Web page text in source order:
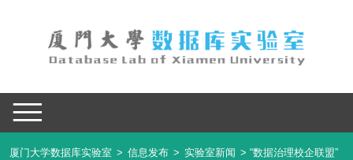
厦门大学数据库实验室 > 信息发布 > 实验室新闻 > “数据治理校企联盟”